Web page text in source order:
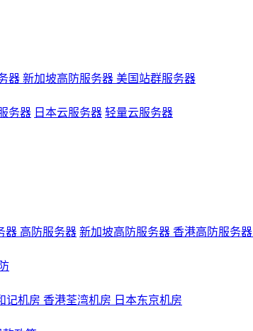
器 新加坡高防服务器 美国站群服务器
务器 日本云服务器 轻量云服务器
器 高防服务器 新加坡高防服务器 香港高防服务器
记机房 香港荃湾机房 日本东京机房